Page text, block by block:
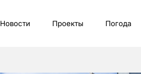
Новости Проекты Погода